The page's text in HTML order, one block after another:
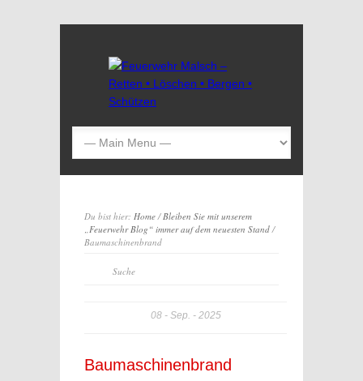
Du bist hier: Home/Bleiben Sie mit unserem
„Feuerwehr Blog“ immer auf dem neuesten Stand/
Baumaschinenbrand
08 Sep. 2025
Baumaschinenbrand